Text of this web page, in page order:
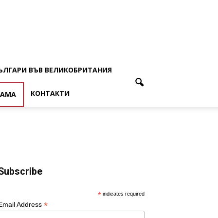
ВЪВ ВЕЛИКОБРИТАНИЯ
КОНТАКТИ
* indicates required
Address *